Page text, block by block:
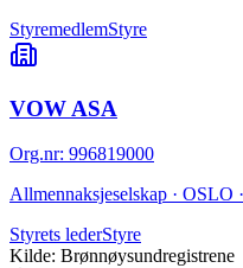
StyremedlemStyre
VOW ASA
Org.nr: 996819000
Allmennaksjeselskap · OSLO
Styrets lederStyre
Kilde: Brønnøysundregistrene